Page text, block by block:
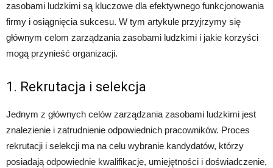
zasobami ludzkimi są kluczowe dla efektywnego funkcjonowania
firmy i osiągnięcia sukcesu. W tym artykule przyjrzymy się
głównym celom zarządzania zasobami ludzkimi i jakie korzyści
mogą przynieść organizacji.
1. Rekrutacja i selekcja
Jednym z głównych celów zarządzania zasobami ludzkimi jest
znalezienie i zatrudnienie odpowiednich pracowników. Proces
rekrutacji i selekcji ma na celu wybranie kandydatów, którzy
posiadają odpowiednie kwalifikacje, umiejętności i doświadczenie,